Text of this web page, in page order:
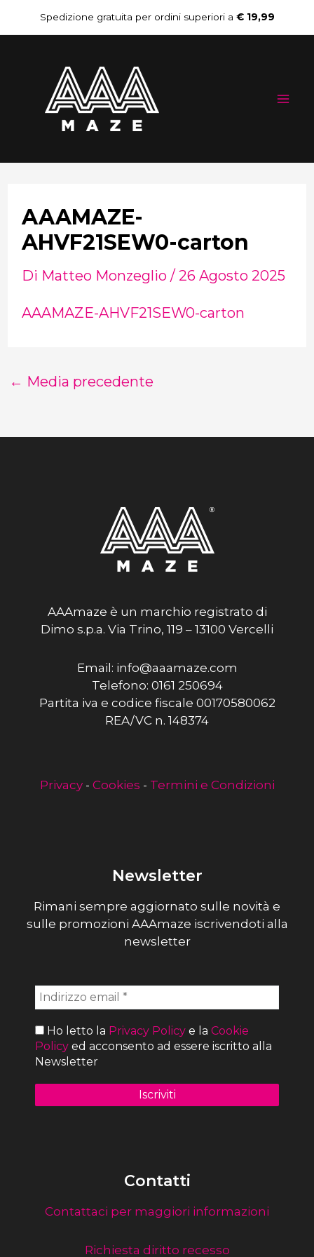
al
contenuto
Spedizione gratuita per ordini superiori a € 19,99
AAAMAZE-
AHVF21SEW0-carton
Di Matteo Monzeglio / 26 Agosto 2025
AAAMAZE-AHVF21SEW0-carton
Navigazione
articoli
← Media precedente
AAAmaze è un marchio registrato di
Dimo s.p.a. Via Trino, 119 – 13100 Vercelli
Email: info@aaamaze.com
Telefono: 0161 250694
Partita iva e codice fiscale 00170580062
REA/VC n. 148374
Privacy- Cookies - Termini e Condizioni
Newsletter
Rimani sempre aggiornato sulle novità e
sulle promozioni AAAmaze iscrivendoti alla
newsletter
Ho letto la Privacy Policy e la Cookie
Policy ed acconsento ad essere iscritto alla
Newsletter
Contatti
Contattaci per maggiori informazioni
Richiesta diritto recesso